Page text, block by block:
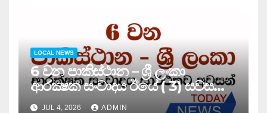
LOCAL NEWS
6 වන පාකිස්ථාන – ශ්‍රී ලංකා
ආරක්‍ෂක සංවාදය ඊයේ ( 3) සවස
සාර්ථකව අවසන් කරයි..
JUL 4, 2026 ADMIN